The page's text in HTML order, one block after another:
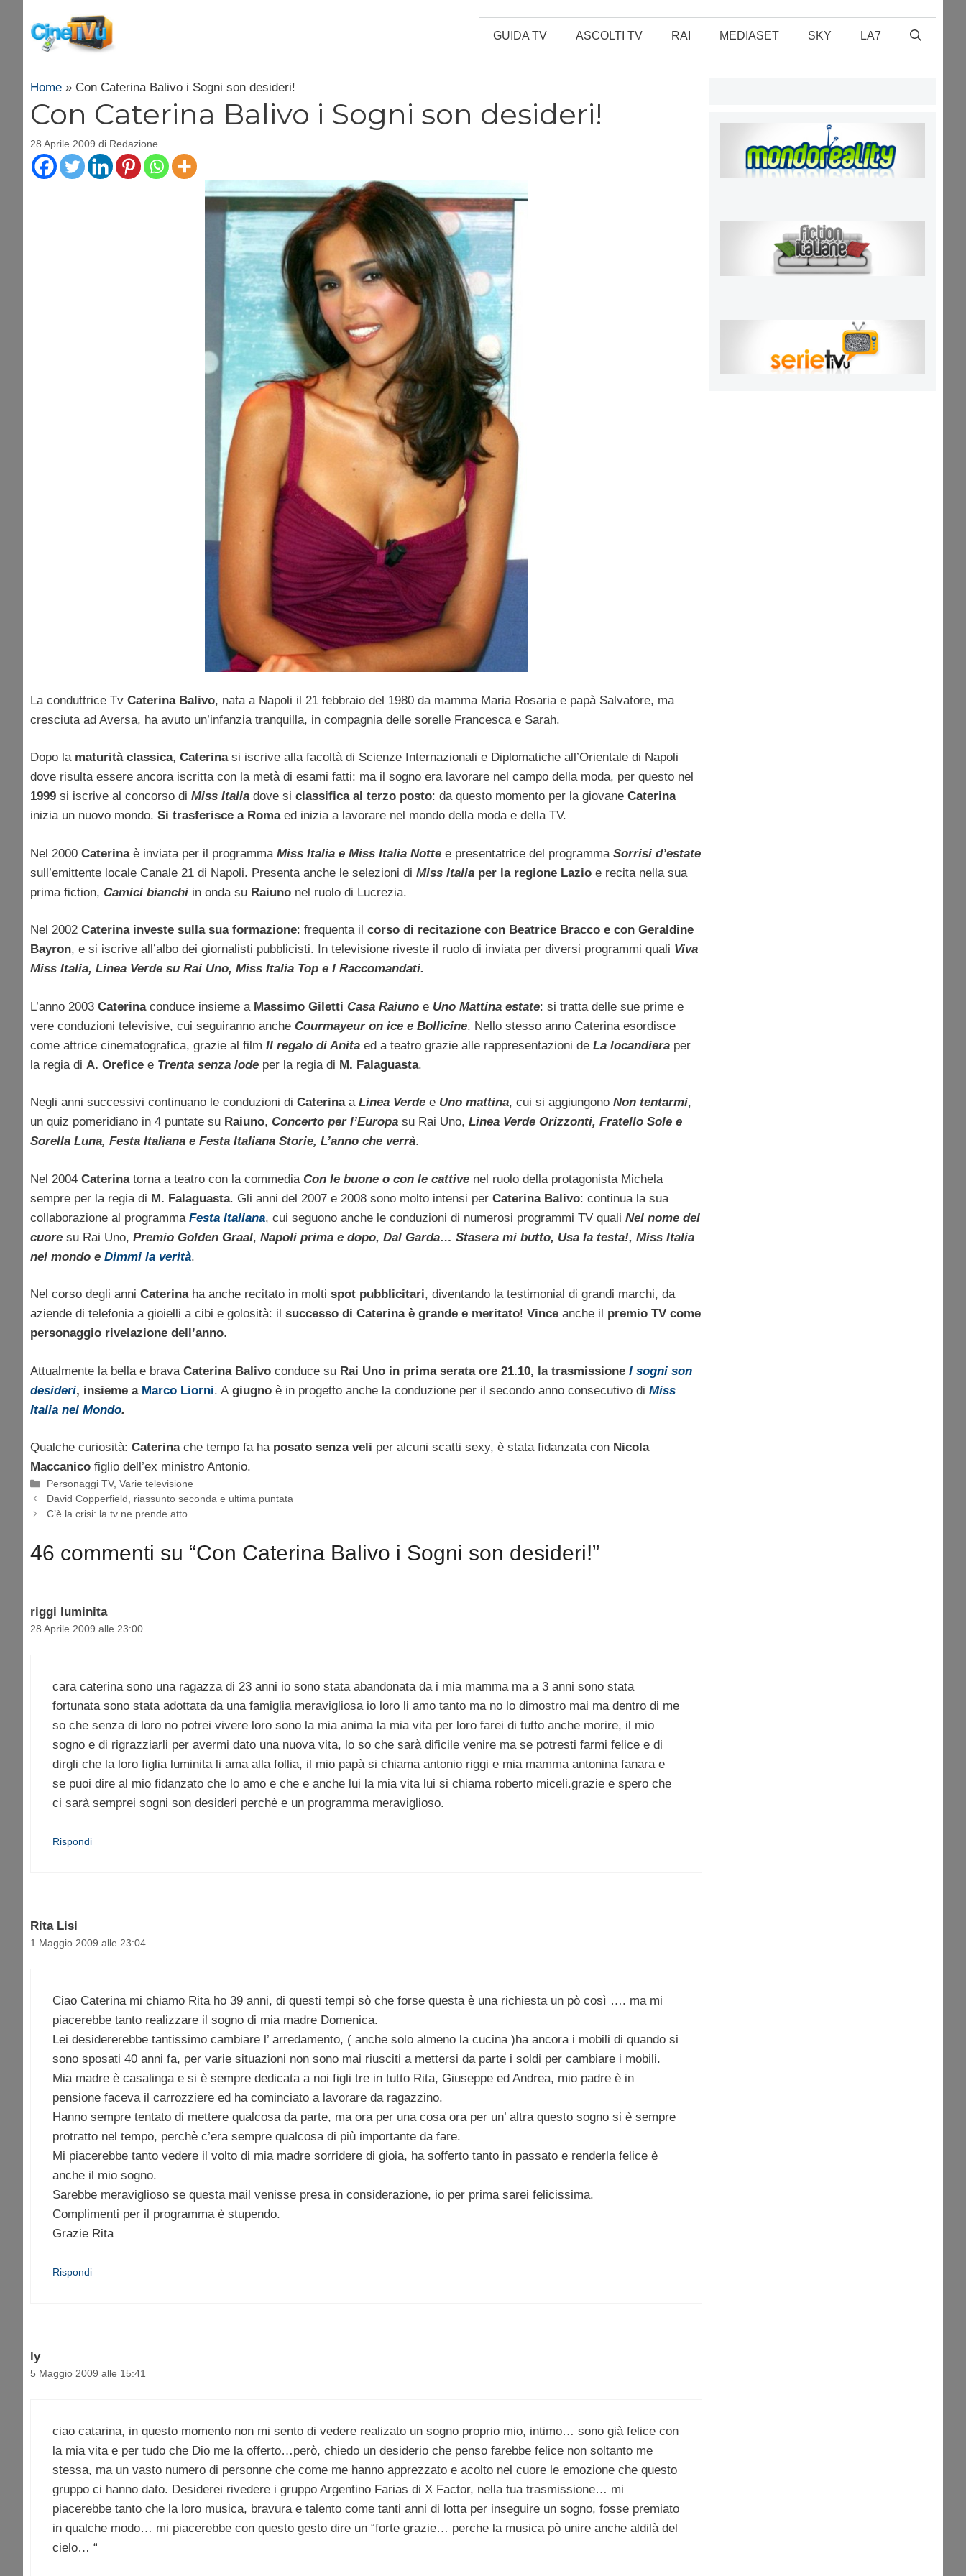
contenuto
GUIDA TV ASCOLTI TV RAI MEDIASET SKY LA7
Home » Con Caterina Balivo i Sogni son desideri!
Con Caterina Balivo i Sogni son desideri!
28 Aprile 2009 di Redazione
La conduttrice Tv Caterina Balivo, nata a Napoli il 21 febbraio del 1980 da mamma Maria Rosaria e papà Salvatore, ma
cresciuta ad Aversa, ha avuto un’infanzia tranquilla, in compagnia delle sorelle Francesca e Sarah.
Dopo la maturità classica, Caterina si iscrive alla facoltà di Scienze Internazionali e Diplomatiche all’Orientale di Napoli
dove risulta essere ancora iscritta con la metà di esami fatti: ma il sogno era lavorare nel campo della moda, per questo nel
1999 si iscrive al concorso di Miss Italia dove si classifica al terzo posto: da questo momento per la giovane Caterina
inizia un nuovo mondo. Si trasferisce a Roma ed inizia a lavorare nel mondo della moda e della TV.
Nel 2000 Caterina è inviata per il programma Miss Italia e Miss Italia Notte e presentatrice del programma Sorrisi d’estate
sull’emittente locale Canale 21 di Napoli. Presenta anche le selezioni di Miss Italia per la regione Lazio e recita nella sua
prima fiction, Camici bianchi in onda su Raiuno nel ruolo di Lucrezia.
Nel 2002 Caterina investe sulla sua formazione: frequenta il corso di recitazione con Beatrice Bracco e con Geraldine
Bayron, e si iscrive all’albo dei giornalisti pubblicisti. In televisione riveste il ruolo di inviata per diversi programmi quali Viva
Miss Italia, Linea Verde su Rai Uno, Miss Italia Top e I Raccomandati.
L’anno 2003 Caterina conduce insieme a Massimo Giletti Casa Raiuno e Uno Mattina estate: si tratta delle sue prime e
vere conduzioni televisive, cui seguiranno anche Courmayeur on ice e Bollicine. Nello stesso anno Caterina esordisce
come attrice cinematografica, grazie al film Il regalo di Anita ed a teatro grazie alle rappresentazioni de La locandiera per
la regia di A. Orefice e Trenta senza lode per la regia di M. Falaguasta.
Negli anni successivi continuano le conduzioni di Caterina a Linea Verde e Uno mattina, cui si aggiungono Non tentarmi,
un quiz pomeridiano in 4 puntate su Raiuno, Concerto per l’Europa su Rai Uno, Linea Verde Orizzonti, Fratello Sole e
Sorella Luna, Festa Italiana e Festa Italiana Storie, L’anno che verrà.
Nel 2004 Caterina torna a teatro con la commedia Con le buone o con le cattive nel ruolo della protagonista Michela
sempre per la regia di M. Falaguasta. Gli anni del 2007 e 2008 sono molto intensi per Caterina Balivo: continua la sua
collaborazione al programma Festa Italiana, cui seguono anche le conduzioni di numerosi programmi TV quali Nel nome del
cuore su Rai Uno, Premio Golden Graal, Napoli prima e dopo, Dal Garda… Stasera mi butto, Usa la testa!, Miss Italia
nel mondo e Dimmi la verità.
Nel corso degli anni Caterina ha anche recitato in molti spot pubblicitari, diventando la testimonial di grandi marchi, da
aziende di telefonia a gioielli a cibi e golosità: il successo di Caterina è grande e meritato! Vince anche il premio TV come
personaggio rivelazione dell’anno.
Attualmente la bella e brava Caterina Balivo conduce su Rai Uno in prima serata ore 21.10, la trasmissione I sogni son
desideri, insieme a Marco Liorni. Agiugno è in progetto anche la conduzione per il secondo anno consecutivo di Miss
Italia nel Mondo.
Qualche curiosità: Caterina che tempo fa ha posato senza veli per alcuni scatti sexy, è stata fidanzata con Nicola
Maccanico figlio dell’ex ministro Antonio.
Categorie
Personaggi TV,Varie televisione
David Copperfield, riassunto seconda e ultima puntata
C’è la crisi: la tv ne prende atto
46 commenti su “Con Caterina Balivo i Sogni son desideri!”
riggi luminita
28 Aprile 2009 alle 23:00
cara caterina sono una ragazza di 23 anni io sono stata abandonata da i mia mamma ma a 3 anni sono stata
fortunata sono stata adottata da una famiglia meravigliosa io loro li amo tanto ma no lo dimostro mai ma dentro di me
so che senza di loro no potrei vivere loro sono la mia anima la mia vita per loro farei di tutto anche morire, il mio
sogno e di rigrazziarli per avermi dato una nuova vita, lo so che sarà dificile venire ma se potresti farmi felice e di
dirgli che la loro figlia luminita li ama alla follia, il mio papà si chiama antonio riggi e mia mamma antonina fanara e
se puoi dire al mio fidanzato che lo amo e che e anche lui la mia vita lui si chiama roberto miceli.grazie e spero che
ci sarà semprei sogni son desideri perchè e un programma meraviglioso.
Rispondi
Rita Lisi
1 Maggio 2009 alle 23:04
Ciao Caterina mi chiamo Rita ho 39 anni, di questi tempi sò che forse questa è una richiesta un pò così …. ma mi
piacerebbe tanto realizzare il sogno di mia madre Domenica.
Lei desidererebbe tantissimo cambiare l’ arredamento, ( anche solo almeno la cucina )ha ancora i mobili di quando si
sono sposati 40 anni fa, per varie situazioni non sono mai riusciti a mettersi da parte i soldi per cambiare i mobili.
Mia madre è casalinga e si è sempre dedicata a noi figli tre in tutto Rita, Giuseppe ed Andrea, mio padre è in
pensione faceva il carrozziere ed ha cominciato a lavorare da ragazzino.
Hanno sempre tentato di mettere qualcosa da parte, ma ora per una cosa ora per un’ altra questo sogno si è sempre
protratto nel tempo, perchè c’era sempre qualcosa di più importante da fare.
Mi piacerebbe tanto vedere il volto di mia madre sorridere di gioia, ha sofferto tanto in passato e renderla felice è
anche il mio sogno.
Sarebbe meraviglioso se questa mail venisse presa in considerazione, io per prima sarei felicissima.
Complimenti per il programma è stupendo.
Grazie Rita
Rispondi
ly
5 Maggio 2009 alle 15:41
ciao catarina, in questo momento non mi sento di vedere realizato un sogno proprio mio, intimo… sono già felice con
la mia vita e per tudo che Dio me la offerto…però, chiedo un desiderio che penso farebbe felice non soltanto me
stessa, ma un vasto numero di personne che come me hanno apprezzato e acolto nel cuore le emozione che questo
gruppo ci hanno dato. Desiderei rivedere i gruppo Argentino Farias di X Factor, nella tua trasmissione… mi
piacerebbe tanto che la loro musica, bravura e talento come tanti anni di lotta per inseguire un sogno, fosse premiato
in qualche modo… mi piacerebbe con questo gesto dire un “forte grazie… perche la musica pò unire anche aldilà del
cielo… “